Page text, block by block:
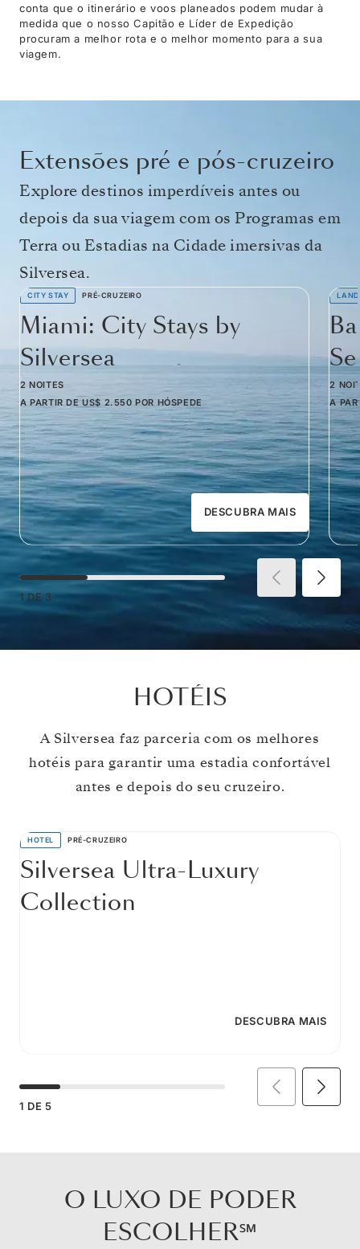
conta que o itinerário e voos planeados podem mudar à
medida que o nosso Capitão e Líder de Expedição
procuram a melhor rota e o melhor momento para a sua
viagem.
Extensões pré e pós-cruzeiro
Explore destinos imperdíveis antes ou
depois da sua viagem com os Programas em
Terra ou Estadias na Cidade imersivas da
Silversea.
CITY STAY PRÉ-CRUZEIRO
Miami: City Stays by
Silversea
2 NOITES
A PARTIR DE US$ 2.550 POR HÓSPEDE
DESCUBRA MAIS
2
A
1 DE 3
HOTÉIS
A Silversea faz parceria com os melhores
hotéis para garantir uma estadia confortável
antes e depois do seu cruzeiro.
HOTEL PRÉ-CRUZEIRO
Silversea Ultra-Luxury
Collection
DESCUBRA MAIS
1 DE 5
O LUXO DE PODER
ESCOLHER℠